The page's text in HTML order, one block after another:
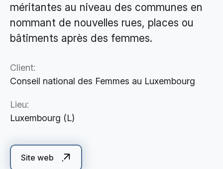
Client:
Conseil national des Femmes au Luxembourg
Lieu:
Luxembourg (L)
Site web
méritantes au niveau des communes en
nommant de nouvelles rues, places ou
bâtiments après des femmes.